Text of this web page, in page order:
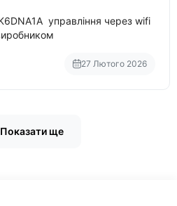
управління через wifi
27 Лютого 2026
Показати ще